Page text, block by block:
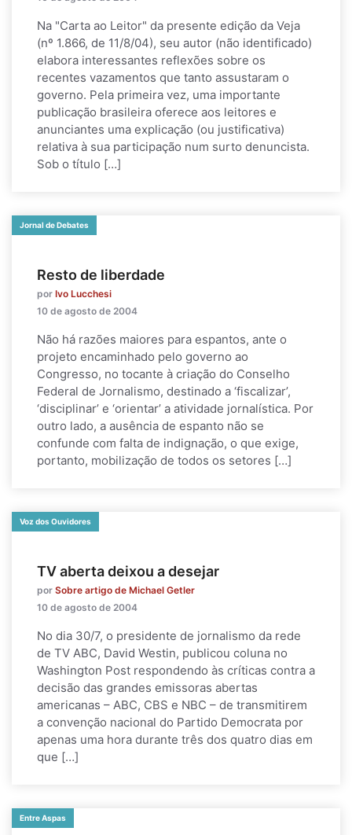
Na "Carta ao Leitor" da presente edição da Veja
(nº 1.866, de 11/8/04), seu autor (não identificado)
elabora interessantes reflexões sobre os
recentes vazamentos que tanto assustaram o
governo. Pela primeira vez, uma importante
publicação brasileira oferece aos leitores e
anunciantes uma explicação (ou justificativa)
relativa à sua participação num surto denuncista.
Sob o título […]
Jornal de Debates
Resto de liberdade
por Ivo Lucchesi
10 de agosto de 2004
Não há razões maiores para espantos, ante o
projeto encaminhado pelo governo ao
Congresso, no tocante à criação do Conselho
Federal de Jornalismo, destinado a ‘fiscalizar’,
‘disciplinar’ e ‘orientar’ a atividade jornalística. Por
outro lado, a ausência de espanto não se
confunde com falta de indignação, o que exige,
portanto, mobilização de todos os setores […]
Voz dos Ouvidores
TV aberta deixou a desejar
por Sobre artigo de Michael Getler
10 de agosto de 2004
No dia 30/7, o presidente de jornalismo da rede
de TV ABC, David Westin, publicou coluna no
Washington Post respondendo às críticas contra a
decisão das grandes emissoras abertas
americanas – ABC, CBS e NBC – de transmitirem
a convenção nacional do Partido Democrata por
apenas uma hora durante três dos quatro dias em
que […]
Entre Aspas